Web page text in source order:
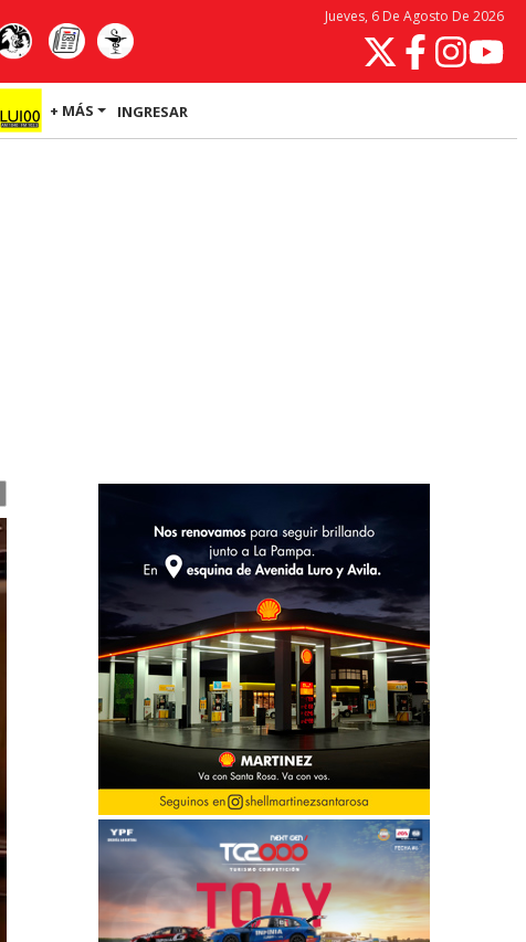
Jueves, 6 De Agosto De 2026
+ MÁS INGRESAR